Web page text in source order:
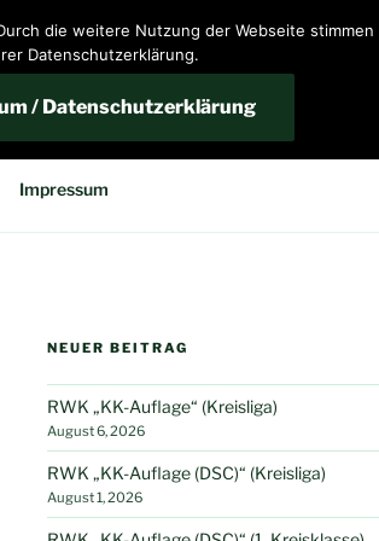
Impressum
NEUER BEITRAG
RWK „KK-Auflage“ (Kreisliga)
August 6, 2026
RWK „KK-Auflage (DSC)“ (Kreisliga)
August 1, 2026
die weitere Nutzung der Webseite
Datenschutzerklärung.
/ Datenschutzerklärung